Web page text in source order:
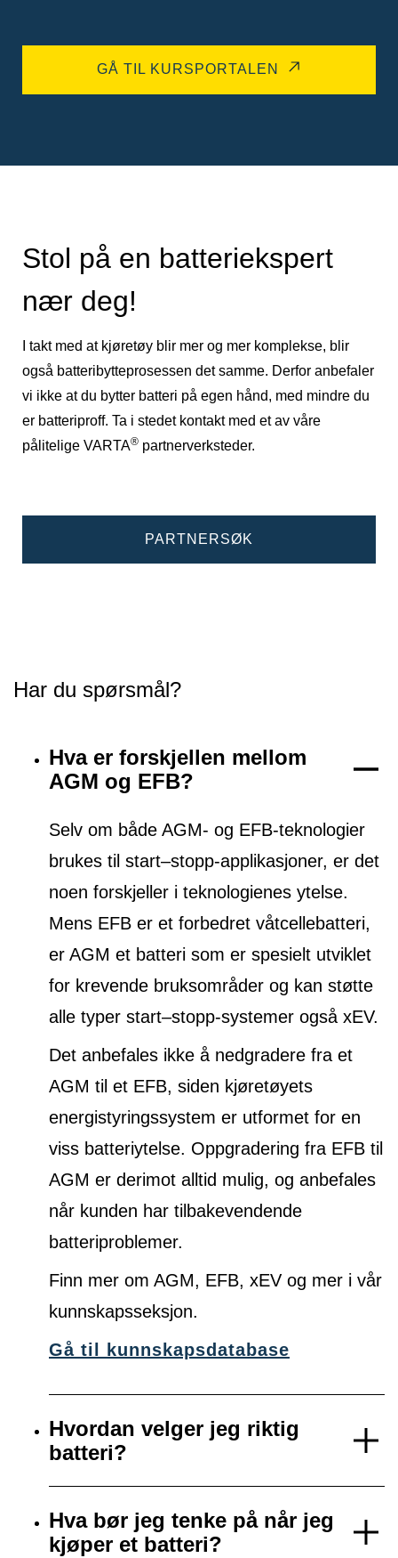
GÅ TIL KURSPORTALEN
Stol på en batteriekspert
nær deg!
I takt med at kjøretøy blir mer og mer komplekse, blir
også batteribytteprosessen det samme. Derfor anbefaler
vi ikke at du bytter batteri på egen hånd, med mindre du
er batteriproff. Ta i stedet kontakt med et av våre
pålitelige VARTA® partnerverksteder.
PARTNERSØK
Har du spørsmål?
Hva er forskjellen mellom
AGM og EFB?
Selv om både AGM- og EFB-teknologier
brukes til start–stopp-applikasjoner, er det
noen forskjeller i teknologienes ytelse.
Mens EFB er et forbedret våtcellebatteri,
er AGM et batteri som er spesielt utviklet
for krevende bruksområder og kan støtte
alle typer start–stopp-systemer også xEV.
Det anbefales ikke å nedgradere fra et
AGM til et EFB, siden kjøretøyets
energistyringssystem er utformet for en
viss batteriytelse. Oppgradering fra EFB til
AGM er derimot alltid mulig, og anbefales
når kunden har tilbakevendende
batteriproblemer.
Finn mer om AGM, EFB, xEV og mer i vår
kunnskapsseksjon.
Gå til kunnskapsdatabase
Hvordan velger jeg riktig
batteri?
Hva bør jeg tenke på når jeg
kjøper et batteri?